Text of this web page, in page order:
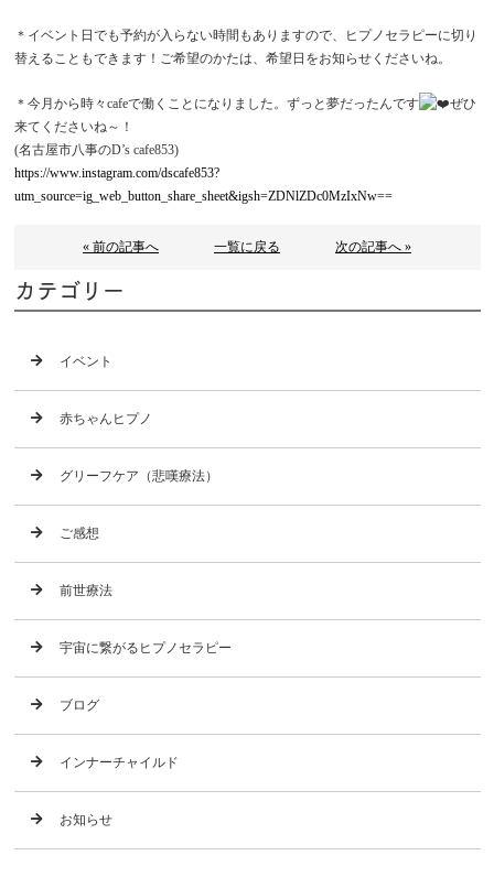
＊イベント日でも予約が入らない時間もありますので、ヒプノセラピーに切り
替えることもできます！ご希望のかたは、希望日をお知らせくださいね。
＊今月から時々cafeで働くことになりました。ずっと夢だったんです
ぜひ
来てくださいね～！
(名古屋市八事のD’s cafe853)
https://www.instagram.com/dscafe853?
utm_source=ig_web_button_share_sheet&igsh=ZDNlZDc0MzIxNw==
« 前の記事へ 一覧に戻る 次の記事へ »
カテゴリー
イベント
赤ちゃんヒプノ
グリーフケア（悲嘆療法）
ご感想
前世療法
宇宙に繋がるヒプノセラピー
ブログ
インナーチャイルド
お知らせ